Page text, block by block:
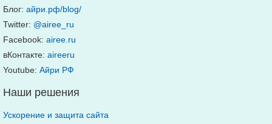
Блог: айри.рф/blog/
Twitter: @airee_ru
Facebook: airee.ru
вКонтакте: aireeru
Youtube: Айри РФ
Наши решения
Ускорение и защита сайта